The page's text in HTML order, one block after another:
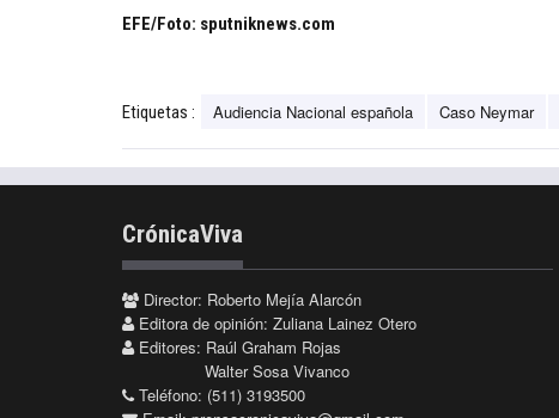
EFE/Foto: sputniknews.com
Etiquetas : Audiencia Nacional española Caso Neymar
CrónicaViva
Director: Roberto Mejía Alarcón
Editora de opinión: Zuliana Lainez Otero
Editores: Raúl Graham Rojas
Walter Sosa Vivanco
Teléfono: (511) 3193500